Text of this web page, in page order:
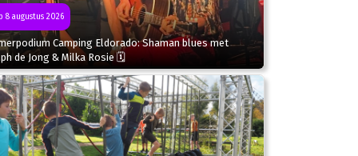
8 augustus 2026
Camping Eldorado: Shaman blues met
de Jong & Milka Rosie 🗓